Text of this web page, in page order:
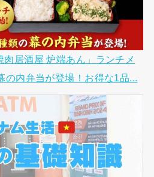
居酒屋 炉端あん」ランチメ
の内弁当が登場！お得な1品...